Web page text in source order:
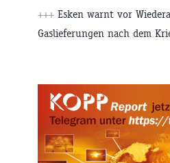
+++ Esken warnt vor
Gaslieferungen nach dem